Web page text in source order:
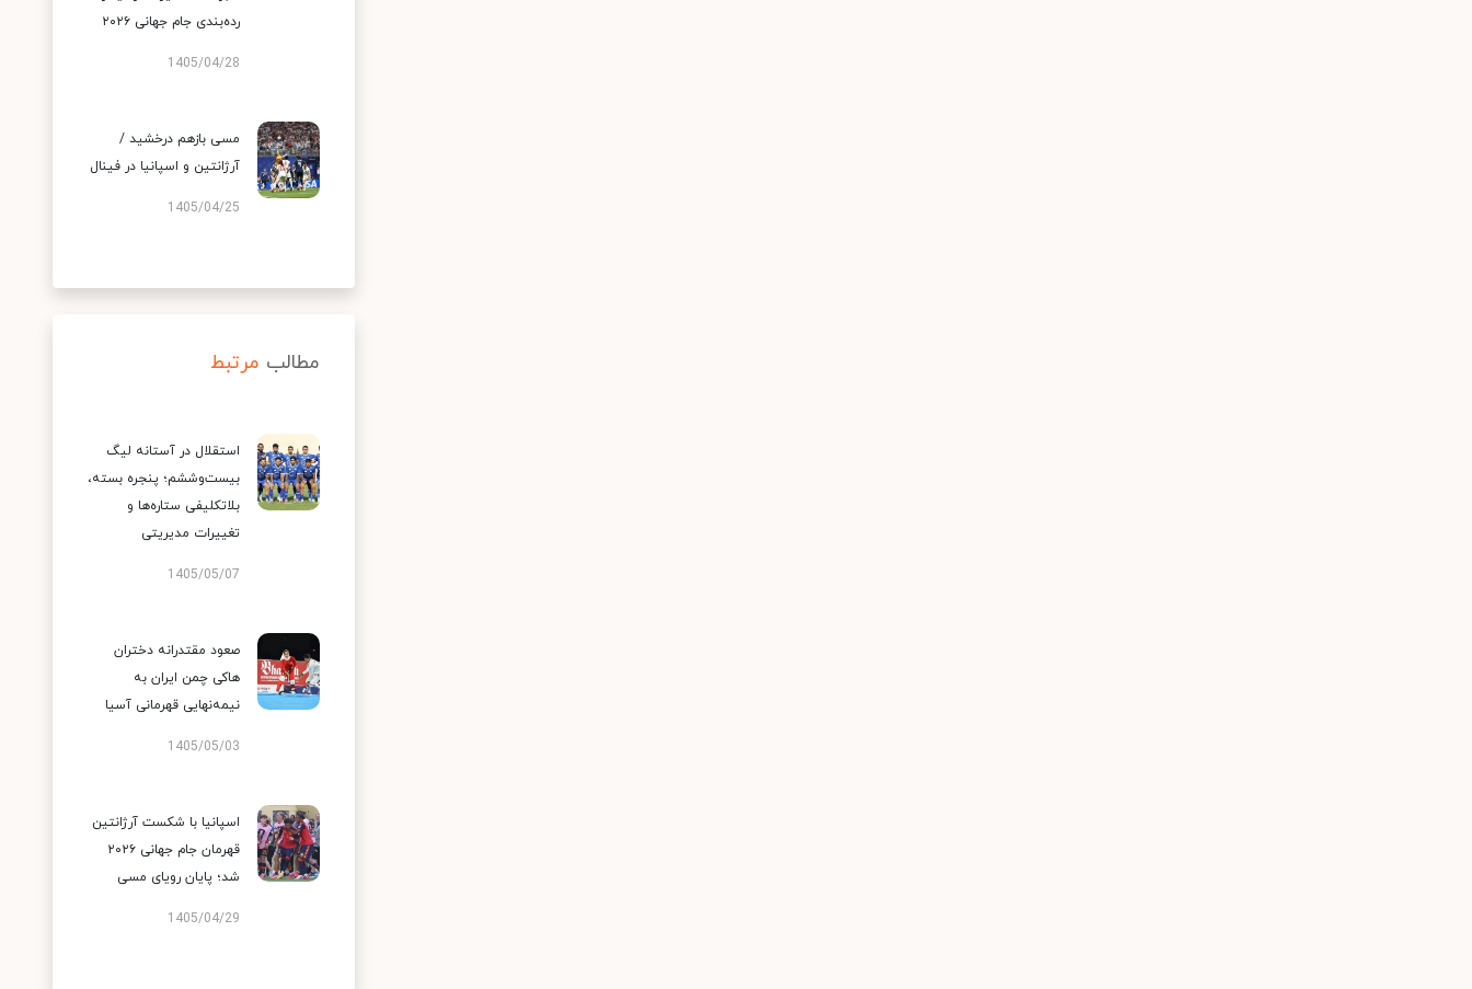
رده‌بندی جام جهانی ۲۰۲۶
1405/04/28
مسی بازهم درخشید /
آرژانتین و اسپانیا در فینال
1405/04/25
مطالب مرتبط
استقلال در آستانه لیگ
بیست‌وششم؛ پنجره بسته،
بلاتکلیفی ستاره‌ها و
تغییرات مدیریتی
1405/05/07
صعود مقتدرانه دختران
هاکی چمن ایران به
نیمه‌نهایی قهرمانی آسیا
1405/05/03
اسپانیا با شکست آرژانتین
قهرمان جام جهانی ۲۰۲۶
شد؛ پایان رویای مسی
1405/04/29